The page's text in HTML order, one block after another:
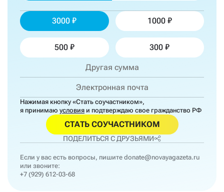
3000 1000
500 300
Нажимая кнопку «Стать соучастником»,
я принимаю условия и подтверждаю свое гражданство РФ
СТАТЬ СОУЧАСТНИКОМ
ПОДЕЛИТЬСЯ С ДРУЗЬЯМИ
Если у вас есть вопросы, пишите donate@novayagazeta.ru
или звоните:
+7 (929) 612-03-68